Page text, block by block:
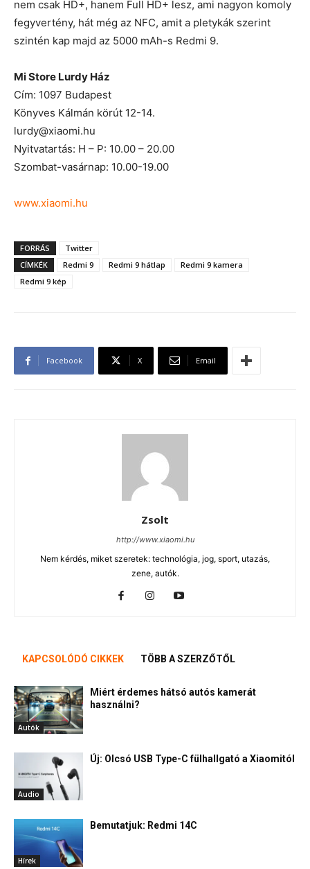
nem csak HD+, hanem Full HD+ lesz, ami nagyon komoly
fegyvertény, hát még az NFC, amit a pletykák szerint
szintén kap majd az 5000 mAh-s Redmi 9.
Mi Store Lurdy Ház
Cím: 1097 Budapest
Könyves Kálmán körút 12-14.
lurdy@xiaomi.hu
Nyitvatartás: H – P: 10.00 – 20.00
Szombat-vasárnap: 10.00-19.00
www.xiaomi.hu
FORRÁS
Twitter
CÍMKÉK
Redmi 9 Redmi 9 hátlap
Redmi 9 kamera
Redmi 9 kép
Facebook X Email
Zsolt
http://www.xiaomi.hu
Nem kérdés, miket szeretek: technológia, jog, sport, utazás,
zene, autók.
KAPCSOLÓDÓ CIKKEK TÖBB A SZERZŐTŐL
Autók
Miért érdemes hátsó autós kamerát
használni?
Audio
Új: Olcsó USB Type-C fülhallgató a Xiaomitól
Hírek
Bemutatjuk: Redmi 14C